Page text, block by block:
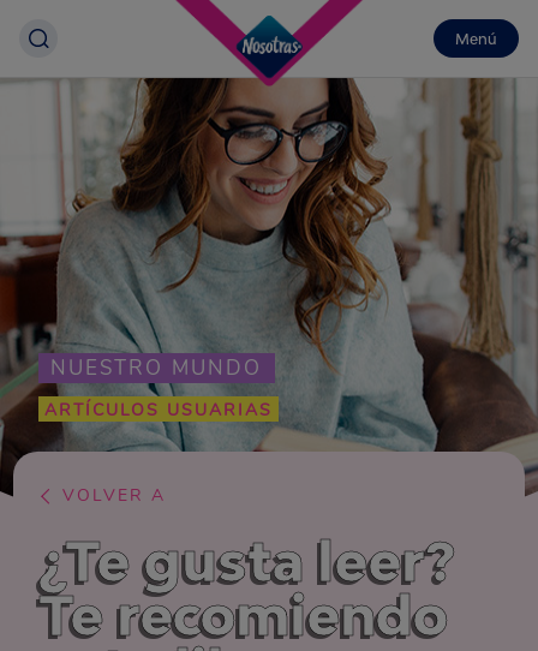
Menú
NUESTRO MUNDO
ARTÍCULOS USUARIAS
VOLVER A
¿Te gusta leer?
Te recomiendo